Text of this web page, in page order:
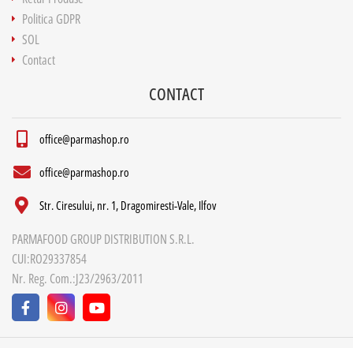
Politica GDPR
SOL
Contact
CONTACT
office@parmashop.ro
office@parmashop.ro
Str. Ciresului, nr. 1, Dragomiresti-Vale, Ilfov
PARMAFOOD GROUP DISTRIBUTION S.R.L.
CUI:RO29337854
Nr. Reg. Com.:J23/2963/2011